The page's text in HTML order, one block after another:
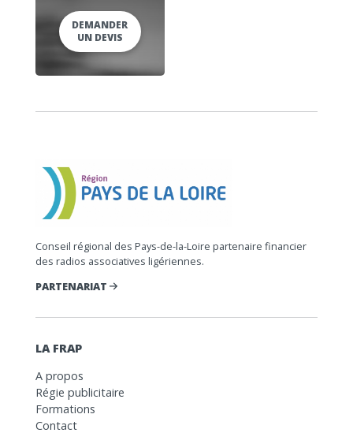
DEMANDER
UN DEVIS
Conseil régional des Pays-de-la-Loire partenaire financier
des radios associatives ligériennes.
PARTENARIAT
LA FRAP
A propos
Régie publicitaire
Formations
Contact